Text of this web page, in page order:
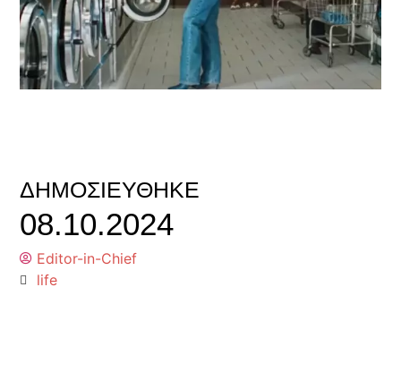
ΔΗΜΟΣΙΕΎΘΗΚΕ
08.10.2024
Editor-in-Chief
life